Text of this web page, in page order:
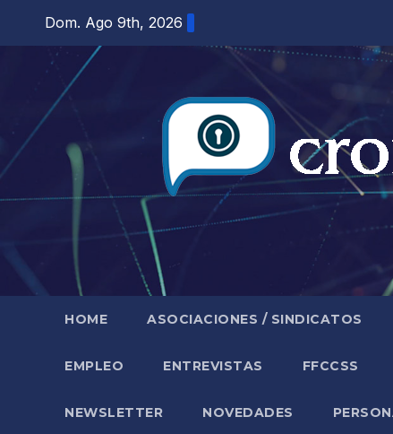
contenido
Dom. Ago 9th, 2026
HOME ASOCIACIONES / SINDICATOS
EMPLEO ENTREVISTAS FFCCSS
NEWSLETTER NOVEDADES